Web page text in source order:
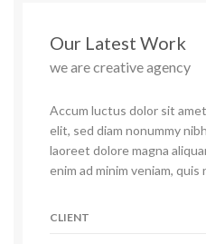
Our Latest Work
we are creative agency
Accum luctus dolor sit
elit, sed diam nonummy
laoreet dolore magna
enim ad minim veniam,
CLIENT